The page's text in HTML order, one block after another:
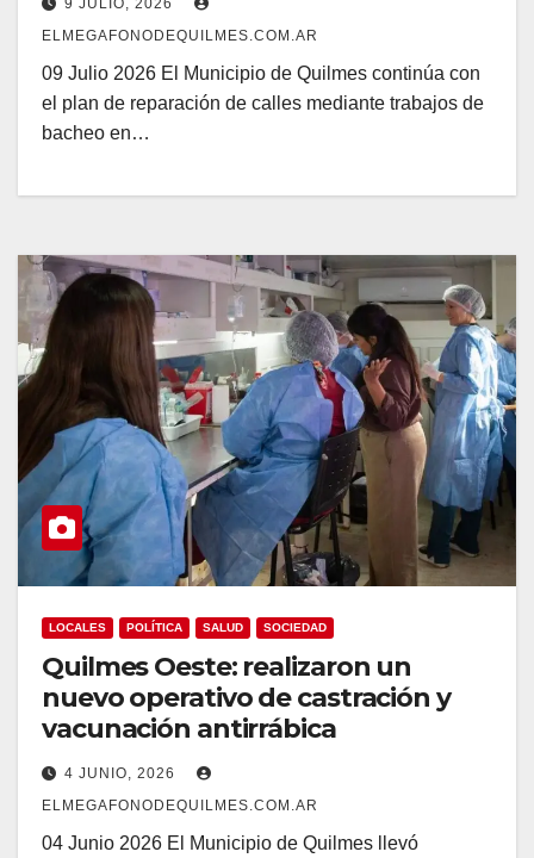
9 JULIO, 2026
ELMEGAFONODEQUILMES.COM.AR
09 Julio 2026 El Municipio de Quilmes continúa con
el plan de reparación de calles mediante trabajos de
bacheo en…
LOCALES POLÍTICA SALUD SOCIEDAD
Quilmes Oeste: realizaron un
nuevo operativo de castración y
vacunación antirrábica
4 JUNIO, 2026
ELMEGAFONODEQUILMES.COM.AR
04 Junio 2026 El Municipio de Quilmes llevó